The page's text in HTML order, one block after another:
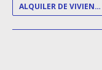
ALQUILER DE VIVIENDAS